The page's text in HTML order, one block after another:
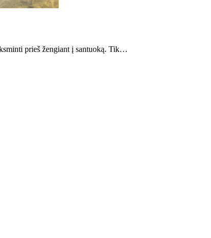
prieš žengiant į santuoką. Tik…